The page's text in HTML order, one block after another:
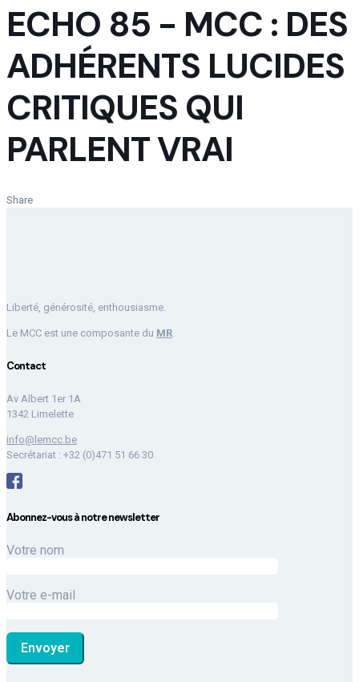
ECHO 85 - MCC : DES
ADHÉRENTS LUCIDES
CRITIQUES QUI
PARLENT VRAI
Share
Liberté, générosité, enthousiasme.
Le MCC est une composante du MR.
Contact
Av Albert 1er 1A
1342 Limelette
info@lemcc.be
Secrétariat : +32 (0)471 51 66 30
Abonnez-vous à notre newsletter
Votre nom
Votre e-mail